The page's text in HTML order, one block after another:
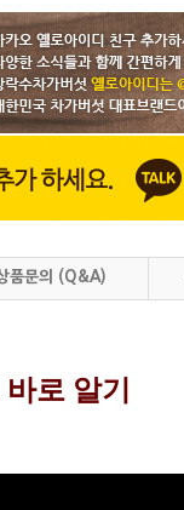
품문의 (Q&A)
로 알기